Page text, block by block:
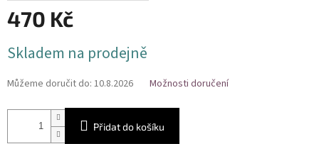
470 Kč
cena:
Skladem na prodejně
Můžeme doručit do: 10.8.2026 Možnosti doručení
Přidat do košíku